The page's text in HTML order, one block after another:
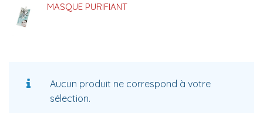
MASQUE PURIFIANT
Aucun produit ne correspond à votre
sélection.